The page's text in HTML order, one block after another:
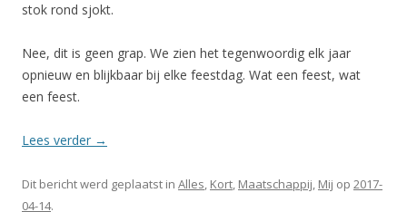
stok rond sjokt.
Nee, dit is geen grap. We zien het tegenwoordig elk jaar
opnieuw en blijkbaar bij elke feestdag. Wat een feest, wat
een feest.
Lees verder →
Dit bericht werd geplaatst in Alles, Kort, Maatschappij, Mij op 2017-
04-14.